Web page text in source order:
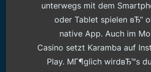
unterwegs mit dem
oder Tablet spielen вЂ“
native App. Auch im
Casino setzt Karamba auf
Play. MГ¶glich wirdвЂ™s